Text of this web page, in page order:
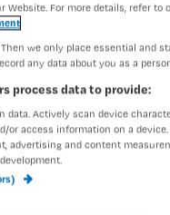
bij Ruwaard van Putten
van Putten
worden 155
Website. For more details, refer to
we only place essential and
any data about you as a
process data to provide:
data. Actively scan device
or access information on a device.
advertising and content